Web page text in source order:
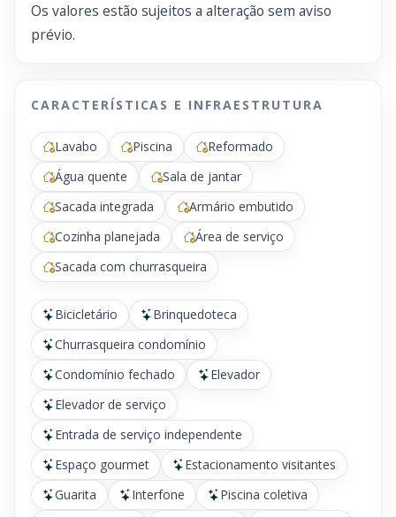
Os valores estão sujeitos a alteração sem aviso
prévio.
CARACTERÍSTICAS E INFRAESTRUTURA
Lavabo Piscina
Reformado
Água quente
Sala de jantar
Sacada integrada
Armário embutido
Cozinha planejada
Área de serviço
Sacada com churrasqueira
Bicicletário
Brinquedoteca
Churrasqueira condomínio
Condomínio fechado
Elevador
Elevador de serviço
Entrada de serviço independente
Espaço gourmet
Estacionamento visitantes
Guarita
Interfone
Piscina coletiva